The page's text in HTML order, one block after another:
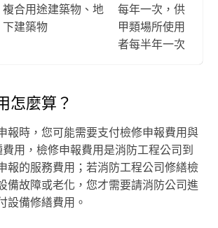
複合用途建築物、地
下建築物
每年一次，供
甲類場所使用
者每半年一次
怎麼算？
報時，您可能需要支付檢修申報費用與
用，檢修申報費用是消防工程公司到
報的服務費用；若消防工程公司修繕檢
備故障或老化，您才需要請消防公司進
設備修繕費用。